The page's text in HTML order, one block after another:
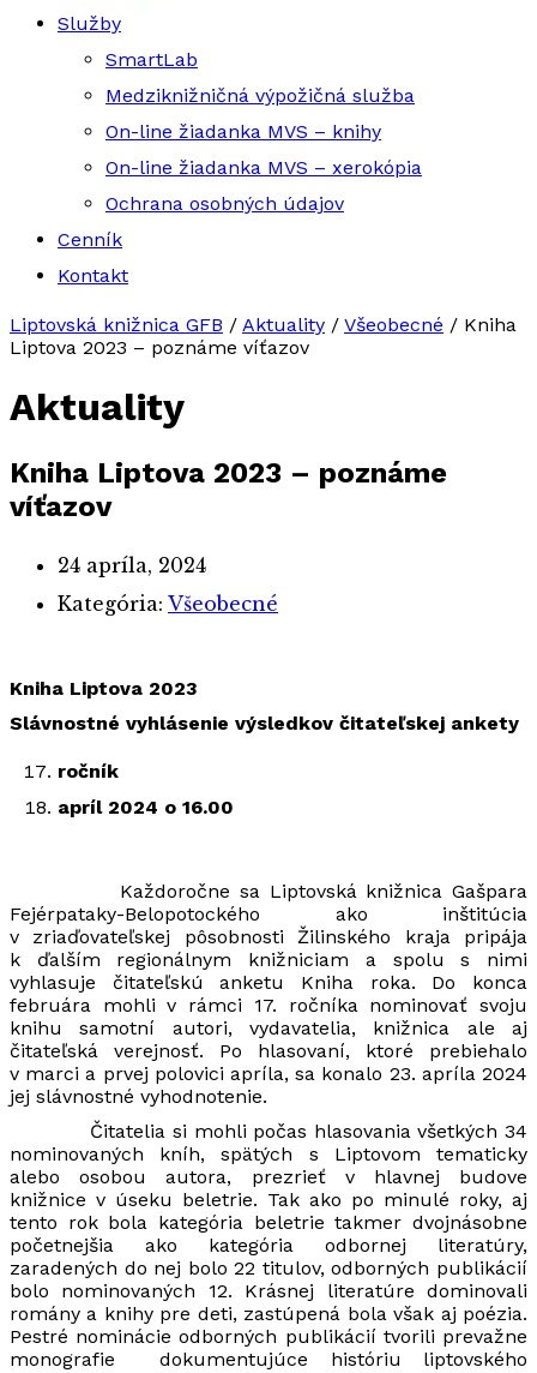
Služby
SmartLab
Medziknižničná výpožičná služba
On-line žiadanka MVS – knihy
On-line žiadanka MVS – xerokópia
Ochrana osobných údajov
Cenník
Kontakt
Liptovská knižnica GFB / Aktuality / Všeobecné / Kniha
Liptova 2023 – poznáme víťazov
Aktuality
Kniha Liptova 2023 – poznáme
víťazov
24 apríla, 2024
Kategória: Všeobecné
Kniha Liptova 2023
Slávnostné vyhlásenie výsledkov čitateľskej ankety
ročník
apríl 2024 o 16.00
Každoročne sa Liptovská knižnica Gašpara
Fejérpataky-Belopotockého ako inštitúcia
v zriaďovateľskej pôsobnosti Žilinského kraja pripája
k ďalším regionálnym knižniciam a spolu s nimi
vyhlasuje čitateľskú anketu Kniha roka. Do konca
februára mohli v rámci 17. ročníka nominovať svoju
knihu samotní autori, vydavatelia, knižnica ale aj
čitateľská verejnosť. Po hlasovaní, ktoré prebiehalo
v marci a prvej polovici apríla, sa konalo 23. apríla 2024
jej slávnostné vyhodnotenie.
Čitatelia si mohli počas hlasovania všetkých 34
nominovaných kníh, spätých s Liptovom tematicky
alebo osobou autora, prezrieť v hlavnej budove
knižnice v úseku beletrie. Tak ako po minulé roky, aj
tento rok bola kategória beletrie takmer dvojnásobne
početnejšia ako kategória odbornej literatúry,
zaradených do nej bolo 22 titulov, odborných publikácií
bolo nominovaných 12. Krásnej literatúre dominovali
romány a knihy pre deti, zastúpená bola však aj poézia.
Pestré nominácie odborných publikácií tvorili prevažne
monografie dokumentujúce históriu liptovského